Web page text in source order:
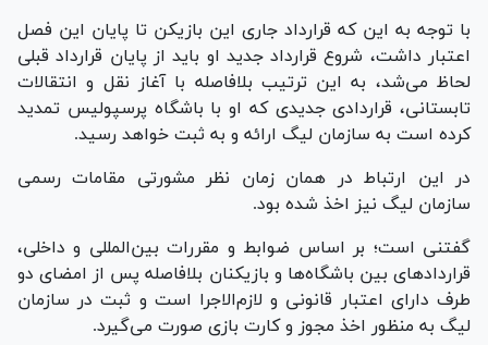
با توجه به این که قرارداد جاری این بازیکن تا پایان این فصل
اعتبار داشت، شروع قرارداد جدید او باید از پایان قرارداد قبلی
لحاظ می‌شد، به این ترتیب بلافاصله با آغاز نقل و انتقالات
تابستانی، قراردادی جدیدی که او با باشگاه پرسپولیس تمدید
کرده است به سازمان لیگ ارائه و به ثبت خواهد رسید.
در این ارتباط در همان زمان نظر مشورتی مقامات رسمی
سازمان لیگ نیز اخذ شده بود.
گفتنی است؛ بر اساس ضوابط و مقررات بین‌المللی و داخلی،
قرارداد‌های بین باشگاه‌ها و بازیکنان بلافاصله پس از امضای دو
طرف دارای اعتبار قانونی و لازم‌الاجرا است و ثبت در سازمان
لیگ به منظور اخذ مجوز و کارت بازی صورت می‌گیرد.